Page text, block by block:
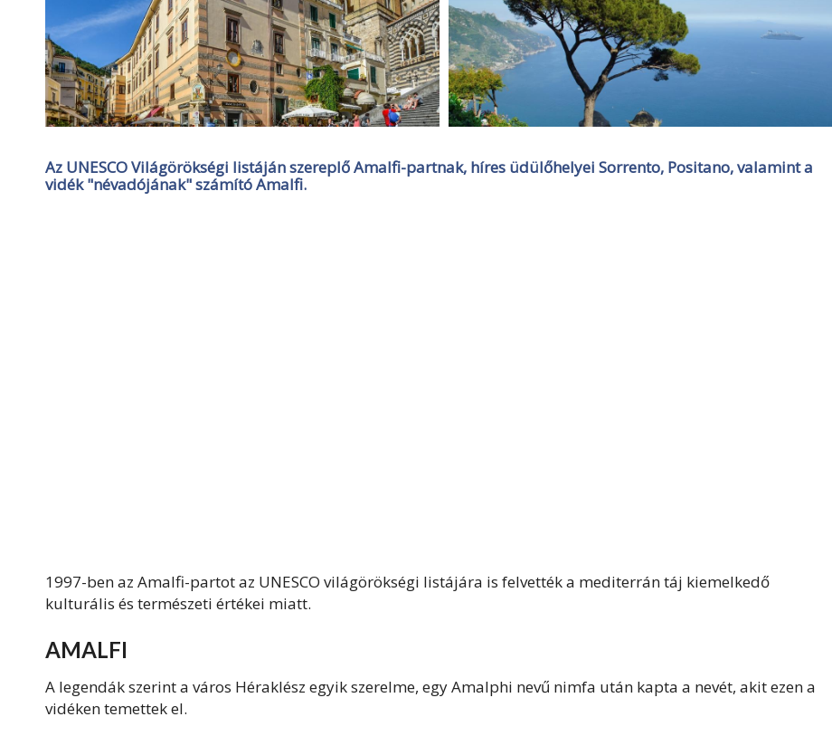
Az UNESCO Világörökségi listáján szereplő Amalfi-partnak, híres üdülőhelyei Sorrento, Positano, valamint a
vidék "névadójának" számító Amalfi.
1997-ben az Amalfi-partot az UNESCO világörökségi listájára is felvették a mediterrán táj kiemelkedő
kulturális és természeti értékei miatt.
AMALFI
A legendák szerint a város Héraklész egyik szerelme, egy Amalphi nevű nimfa után kapta a nevét, akit ezen a
vidéken temettek el.